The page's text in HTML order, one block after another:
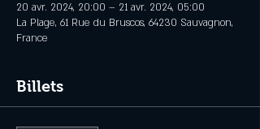
20 avr. 2024, 20:00 – 21 avr. 2024, 05:00
La Plage, 61 Rue du Bruscos, 64230 Sauvagnon,
France
Billets